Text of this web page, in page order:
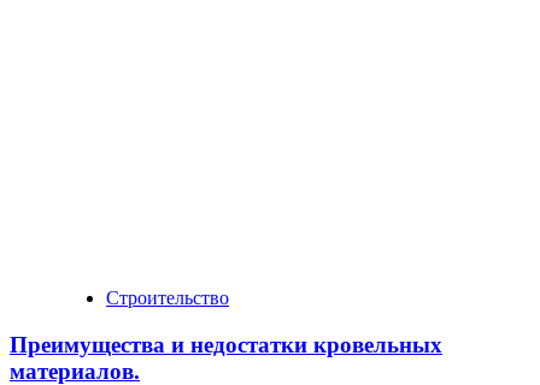
Строительство
Преимущества и недостатки кровельных
материалов.